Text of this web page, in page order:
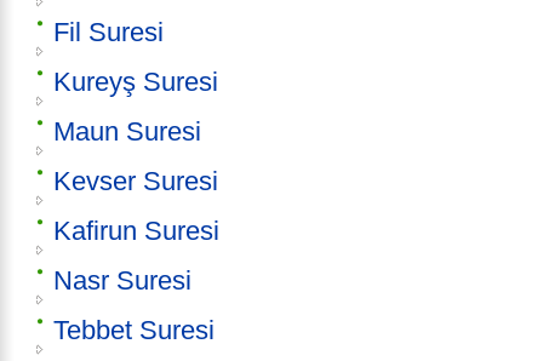
Fil Suresi
Kureyş Suresi
Maun Suresi
Kevser Suresi
Kafirun Suresi
Nasr Suresi
Tebbet Suresi